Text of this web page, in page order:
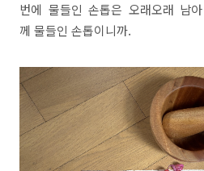
번에 물들인 손톱은 오래오래 남
께 물들인 손톱이니까.